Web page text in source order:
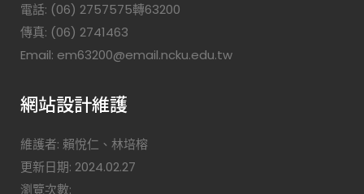
電話: (06) 2757575轉63200
傳真: (06) 2741463
Email: em63200@email.ncku.edu.tw
網站設計維護
維護者: 賴悅仁、林培榕
更新日期: 2024.02.27
瀏覽次數: